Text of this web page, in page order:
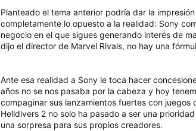
Planteado el tema anterior podría dar la
completamente lo opuesto a la realidad: Sony
negocio en el que sigues generando interés de
dijo el director de Marvel Rivals, no hay una
Ante esa realidad a Sony le toca hacer
años no se nos pasaba por la cabeza y hoy
compaginar sus lanzamientos fuertes con
Helldivers 2 no solo ha pasado a ser una
una sorpresa para sus propios creadores.